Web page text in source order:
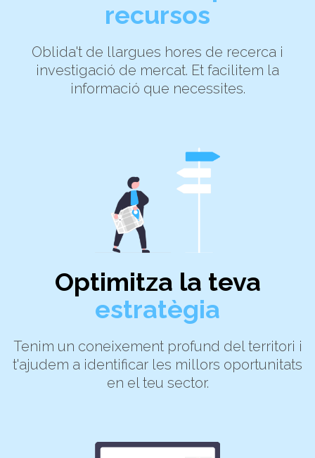
recursos
Oblida't de llargues hores de recerca i
investigació de mercat. Et facilitem la
informació que necessites.
Optimitza la teva
estratègia
Tenim un coneixement profund del territori i
t'ajudem a identificar les millors oportunitats
en el teu sector.